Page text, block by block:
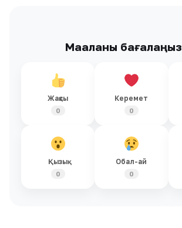
Мақаланы бағалаңыз
Жақсы
0
Керемет
0
Қызық
0
Обал-ай
0